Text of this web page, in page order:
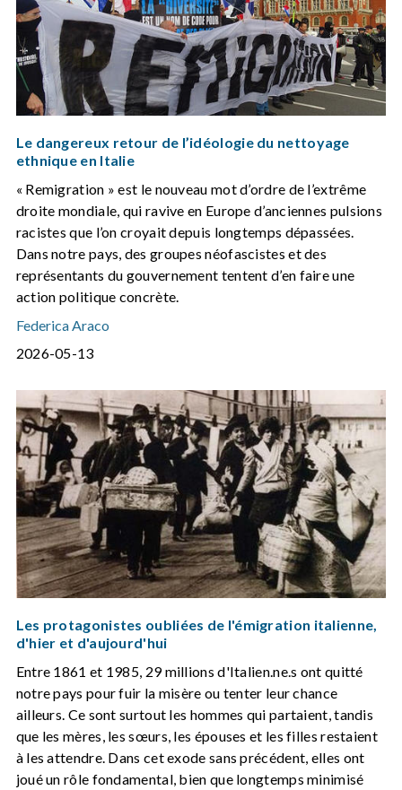
Le dangereux retour de l’idéologie du nettoyage
ethnique en Italie
« Remigration » est le nouveau mot d’ordre de l’extrême
droite mondiale, qui ravive en Europe d’anciennes pulsions
racistes que l’on croyait depuis longtemps dépassées.
Dans notre pays, des groupes néofascistes et des
représentants du gouvernement tentent d’en faire une
action politique concrète.
Federica Araco
2026-05-13
Les protagonistes oubliées de l'émigration italienne,
d'hier et d'aujourd'hui
Entre 1861 et 1985, 29 millions d'Italien.ne.s ont quitté
notre pays pour fuir la misère ou tenter leur chance
ailleurs. Ce sont surtout les hommes qui partaient, tandis
que les mères, les sœurs, les épouses et les filles restaient
à les attendre. Dans cet exode sans précédent, elles ont
joué un rôle fondamental, bien que longtemps minimisé